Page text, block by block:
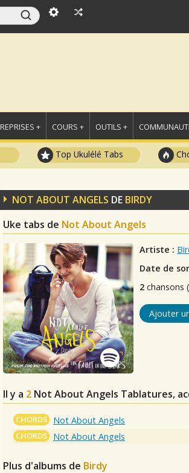
REPRISES + COURS + OUTILS +
Top Ukulélé Tabs
NOT ABOUT ANGELS DE BIRDY
Uke tabs de Not About Angels
Artiste :
Date de
2 chansons
Ajouter
Il y a 2 Not About Angels Tablatures,
CHORDS Not About Angels
CHORDS Not About Angels
Plus d'albums de Birdy